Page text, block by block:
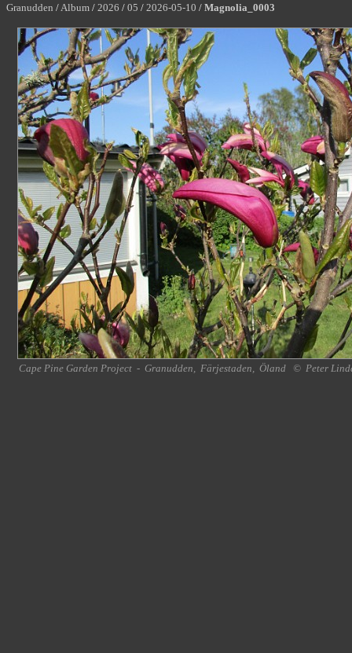
Granudden /Album / 2026 / 05 / 2026-05-10 / Magnolia_0003
Cape Pine Garden Project - Granudden, Färjestaden, Öland © Peter